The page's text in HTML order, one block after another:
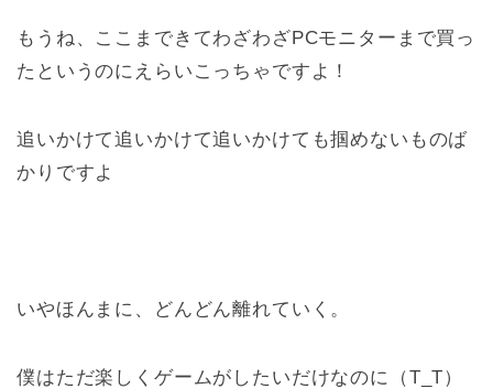
もうね、ここまできてわざわざPCモニターまで買っ
たというのにえらいこっちゃですよ！
追いかけて追いかけて追いかけても掴めないものば
かりですよ
いやほんまに、どんどん離れていく。
僕はただ楽しくゲームがしたいだけなのに（T_T）